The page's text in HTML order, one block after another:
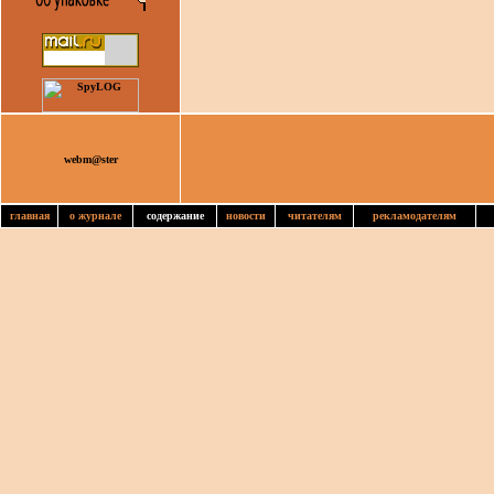
webm@ster
главная о журнале содержание новости читателям рекламодателям